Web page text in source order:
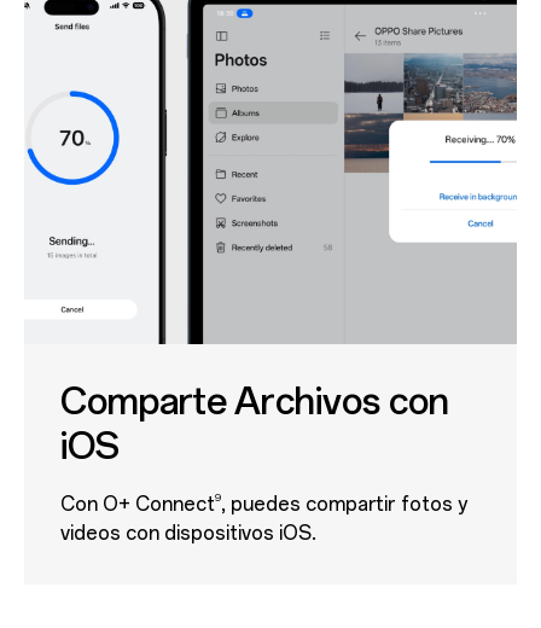
Comparte Archivos con
iOS
Con O+ Connect9, puedes compartir fotos y
videos con dispositivos iOS.